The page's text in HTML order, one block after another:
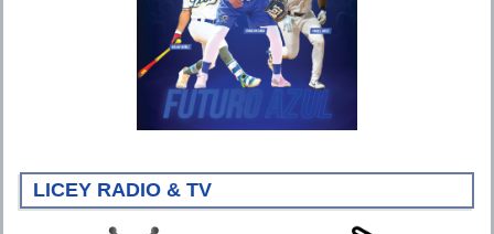
LICEY RADIO & TV